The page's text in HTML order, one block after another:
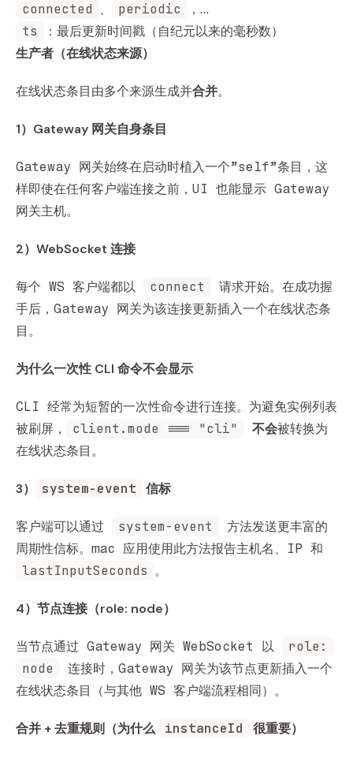
connected
、 periodic ，…
ts ：最后更新时间戳（自纪元以来的毫秒数）
生产者（在线状态来源）
在线状态条目由多个来源生成并合并。
1）Gateway 网关自身条目
Gateway 网关始终在启动时植入一个”self”条目，这
样即使在任何客户端连接之前，UI 也能显示 Gateway
网关主机。
2）WebSocket 连接
每个 WS 客户端都以 connect
请求开始。在成功握
手后，Gateway 网关为该连接更新插入一个在线状态条
目。
为什么一次性 CLI 命令不会显示
CLI 经常为短暂的一次性命令进行连接。为避免实例列表
被刷屏，
client.mode === "cli" 不会被转换为
在线状态条目。
3） system-event 信标
客户端可以通过 system-event
方法发送更丰富的
周期性信标。mac 应用使用此方法报告主机名、IP 和
lastInputSeconds 。
4）节点连接（role: node）
当节点通过 Gateway 网关 WebSocket 以
role:
node
连接时，Gateway 网关为该节点更新插入一个
在线状态条目（与其他 WS 客户端流程相同）。
合并 + 去重规则（为什么 instanceId 很重要）